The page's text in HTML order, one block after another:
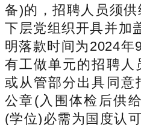
备)的，招聘人员须
下层党组织开具并加
明落款时间为2024年
有工做单元的招聘人
或从管部分出具同意
公章(入围体检后供
(学位)必需为国度认